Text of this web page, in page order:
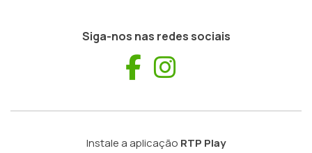
Siga-nos nas redes sociais
Facebook
Instale a aplicação RTP Play